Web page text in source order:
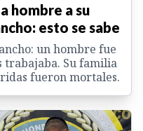
hombre a su
esto se sabe
un hombre fue
trabajaba. Su familia
fueron mortales.